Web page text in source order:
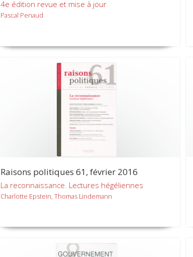
4e édition revue et mise à jour
Pascal Penaud
Raisons politiques 61, février 2016
La reconnaissance. Lectures hégéliennes
Charlotte Epstein, Thomas Lindemann